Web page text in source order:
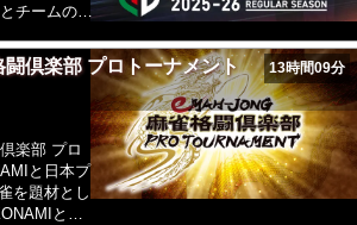
チームの威
Mリーグ
チームに加
チーム総
。
倶楽部 プロトーナメント
13時間09分
楽部 プロ
と日本プ
を題材とし
と日